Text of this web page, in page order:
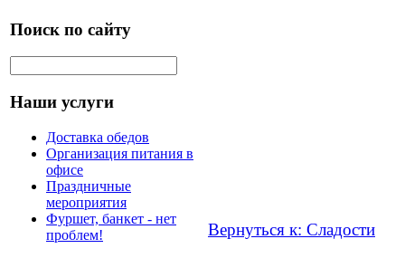
Поиск по сайту
Наши услуги
Доставка обедов
Организация питания в
офисе
Праздничные
мероприятия
Фуршет, банкет - нет
проблем!
Вернуться к: Сладости